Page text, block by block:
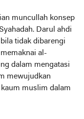
muncullah konsep
Darul ahdi
tidak dibarengi
al-
dalam mengatasi
mewujudkan
muslim dalam